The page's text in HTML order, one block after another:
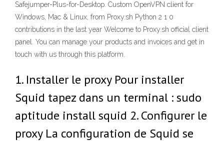
Safejumper-Plus-for-Desktop. Custom OpenVPN client for
Windows, Mac & Linux, from Proxy.sh Python 2 1 0
contributions in the last year Welcome to Proxy.sh official client
panel. You can manage your products and invoices and get in
touch with us through this platform.
1. Installer le proxy Pour installer
Squid tapez dans un terminal : sudo
aptitude install squid 2. Configurer le
proxy La configuration de Squid se